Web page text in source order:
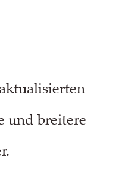
und breitere